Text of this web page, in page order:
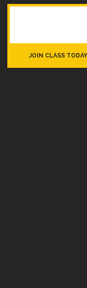
JOIN CLASS TODAY